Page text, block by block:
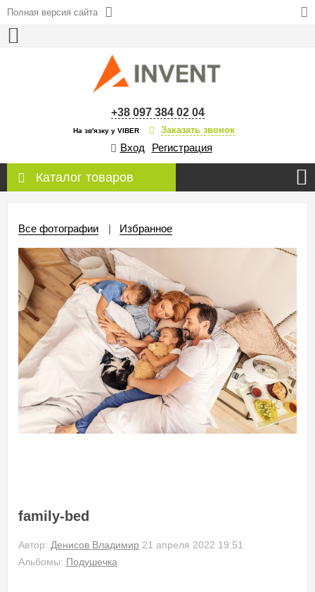
Полная версия сайта
+38 097 384 02 04
На зв'язку у VIBER Заказать звонок
Вход Регистрация
Каталог товаров
Все фотографии Избранное
family-bed
Автор: Денисов Владимир 21 апреля 2022 19:51
Альбомы: Подушечка